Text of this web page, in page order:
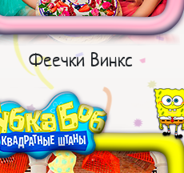
Феечки Винкс